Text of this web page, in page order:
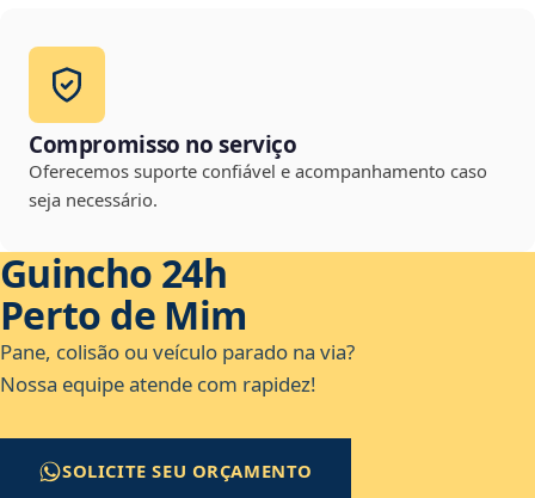
Compromisso no serviço
Oferecemos suporte confiável e acompanhamento caso
seja necessário.
Guincho 24h
Perto de Mim
Pane, colisão ou veículo parado na via?
Nossa equipe atende com rapidez!
SOLICITE SEU ORÇAMENTO